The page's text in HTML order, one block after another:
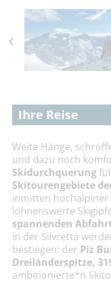
Ihre Reise
Weite Hänge,
und dazu noch
Skidurchquerung
Skitourengebiete
inmitten hochalpiner
lohnenswerte
spannenden
in der Silvretta
bestiegen: der Piz
Dreiländerspitze,
ambitionierte*n